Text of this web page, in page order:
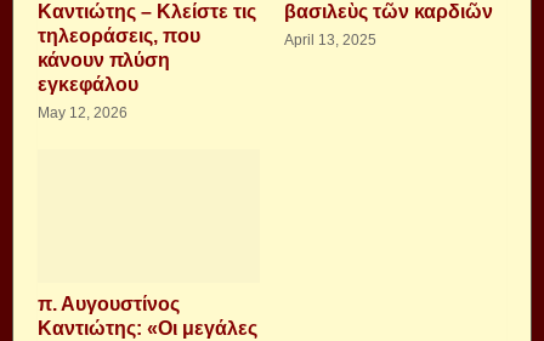
Καντιώτης – Κλείστε τις
τηλεοράσεις, που
κάνουν πλύση
εγκεφάλου
May 12, 2026
βασιλεὺς τῶν καρδιῶν
April 13, 2025
π. Αυγουστίνος
Καντιώτης: «Οι μεγάλες